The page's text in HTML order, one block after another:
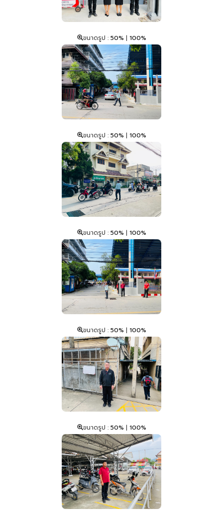
ขนาดรูป : 50% | 100%
ขนาดรูป : 50% | 100%
ขนาดรูป : 50% | 100%
ขนาดรูป : 50% | 100%
ขนาดรูป : 50% | 100%